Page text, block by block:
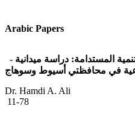
Arabic Papers
- المستدامة: دراسة ميدانية
في محافظتي أسيوط وسوهاج
Dr.
11-78